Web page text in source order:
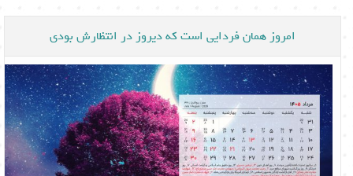
امروز همان فردایی است که دیروز در انتظارش بودی